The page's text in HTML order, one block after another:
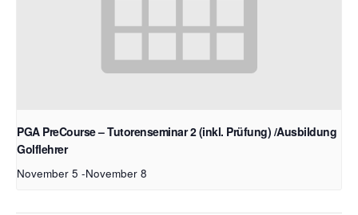
PGA PreCourse – Tutorenseminar 2 (inkl. Prüfung) /Ausbildung
Golflehrer
November 5 -November 8